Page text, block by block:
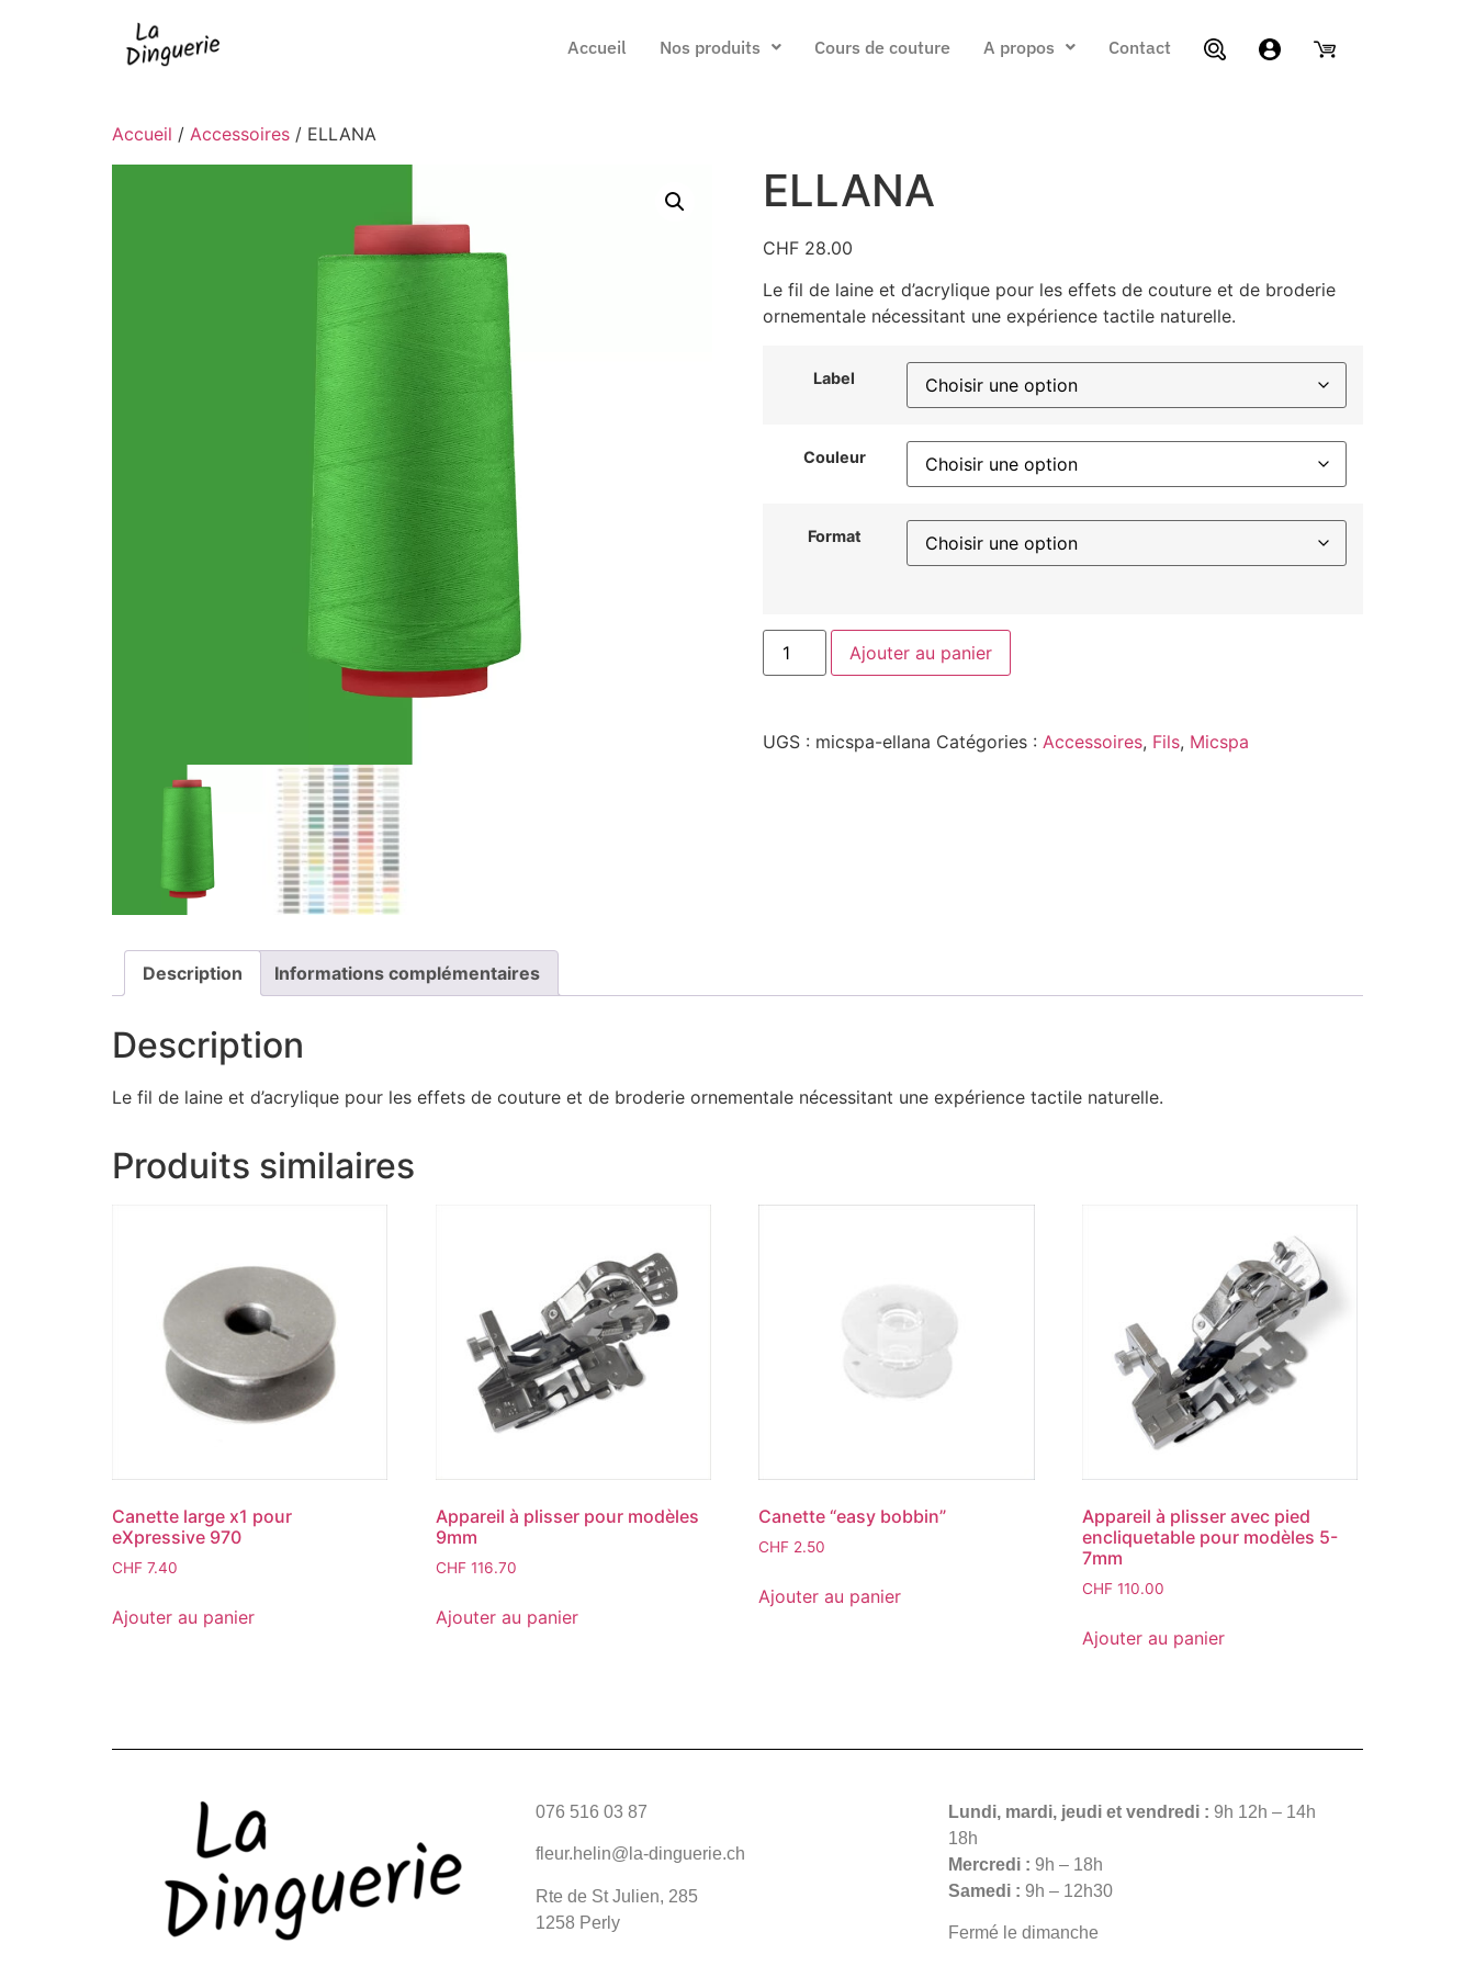
Accueil Nos produits Cours de couture A propos Contact
Accueil / Accessoires / ELLANA
ELLANA
CHF28.00
Le fil de laine et d’acrylique pour les effets de couture et de broderie
ornementale nécessitant une expérience tactile naturelle.
Label
Couleur
Format
Ajouter au panier
UGS : micspa-ellana Catégories : Accessoires, Fils, Micspa
Description Informations complémentaires
Description
Le fil de laine et d’acrylique pour les effets de couture et de broderie ornementale nécessitant une expérience tactile naturelle.
Produits similaires
Canette large x1 pour
eXpressive 970
CHF 7.40
Ajouter au panier
Appareil à plisser pour modèles
9mm
CHF116.70
Ajouter au panier
Canette “easy bobbin”
CHF 2.50
Ajouter au panier
Appareil à plisser avec pied
encliquetable pour modèles 5-
7mm
CHF 110.00
Ajouter au panier
076 516 03 87
fleur.helin@la-dinguerie.ch
Rte de St Julien, 285
1258 Perly
Lundi, mardi, jeudi et vendredi : 9h 12h – 14h
18h
Mercredi : 9h – 18h
Samedi : 9h – 12h30
Fermé le dimanche